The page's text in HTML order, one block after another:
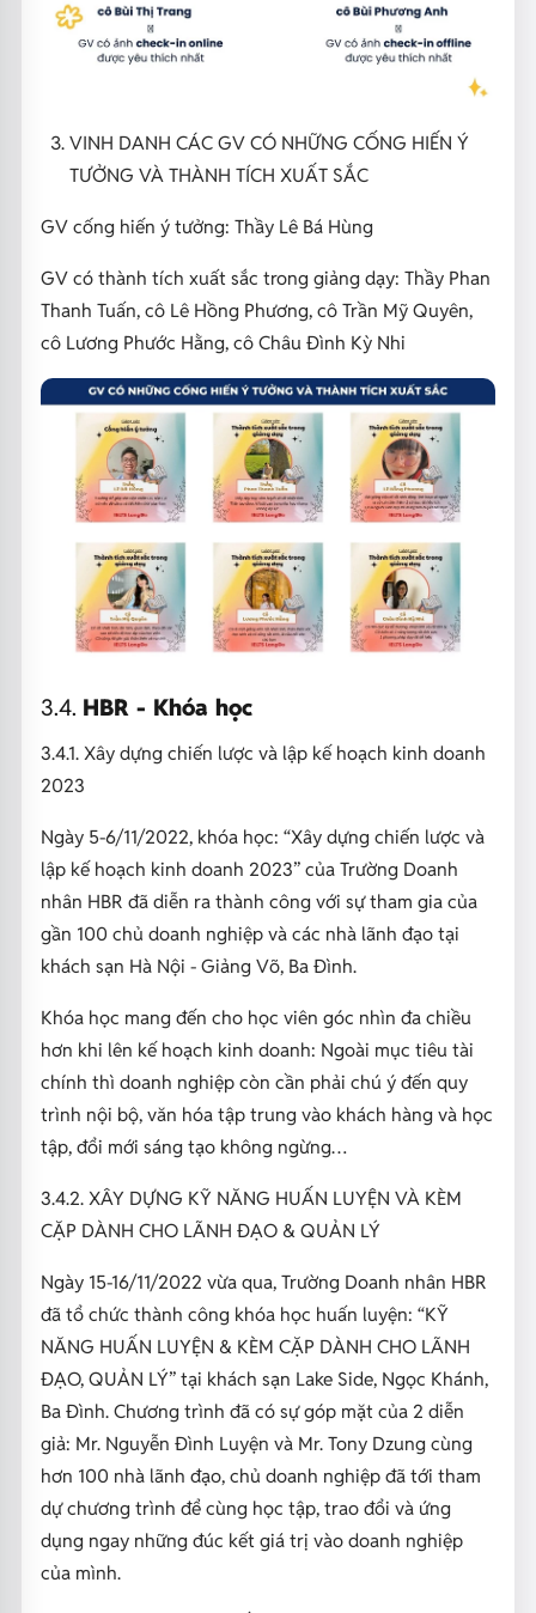
VINH DANH CÁC GV CÓ NHỮNG CỐNG HIẾN Ý
TƯỞNG VÀ THÀNH TÍCH XUẤT SẮC
GV cống hiến ý tưởng: Thầy Lê Bá Hùng
GV có thành tích xuất sắc trong giảng dạy: Thầy Phan
Thanh Tuấn, cô Lê Hồng Phương, cô Trần Mỹ Quyên,
cô Lương Phước Hằng, cô Châu Đình Kỳ Nhi
3.4. HBR - Khóa học
3.4.1. Xây dựng chiến lược và lập kế hoạch kinh doanh
2023
Ngày 5-6/11/2022, khóa học: “Xây dựng chiến lược và
lập kế hoạch kinh doanh 2023” của Trường Doanh
nhân HBR đã diễn ra thành công với sự tham gia của
gần 100 chủ doanh nghiệp và các nhà lãnh đạo tại
khách sạn Hà Nội - Giảng Võ, Ba Đình.
Khóa học mang đến cho học viên góc nhìn đa chiều
hơn khi lên kế hoạch kinh doanh: Ngoài mục tiêu tài
chính thì doanh nghiệp còn cần phải chú ý đến quy
trình nội bộ, văn hóa tập trung vào khách hàng và học
tập, đổi mới sáng tạo không ngừng…
3.4.2. XÂY DỰNG KỸ NĂNG HUẤN LUYỆN VÀ KÈM
CẶP DÀNH CHO LÃNH ĐẠO & QUẢN LÝ
Ngày 15-16/11/2022 vừa qua, Trường Doanh nhân HBR
đã tổ chức thành công khóa học huấn luyện: “KỸ
NĂNG HUẤN LUYỆN & KÈM CẶP DÀNH CHO LÃNH
ĐẠO, QUẢN LÝ” tại khách sạn Lake Side, Ngọc Khánh,
Ba Đình. Chương trình đã có sự góp mặt của 2 diễn
giả: Mr. Nguyễn Đình Luyện và Mr. Tony Dzung cùng
hơn 100 nhà lãnh đạo, chủ doanh nghiệp đã tới tham
dự chương trình để cùng học tập, trao đổi và ứng
dụng ngay những đúc kết giá trị vào doanh nghiệp
của mình.